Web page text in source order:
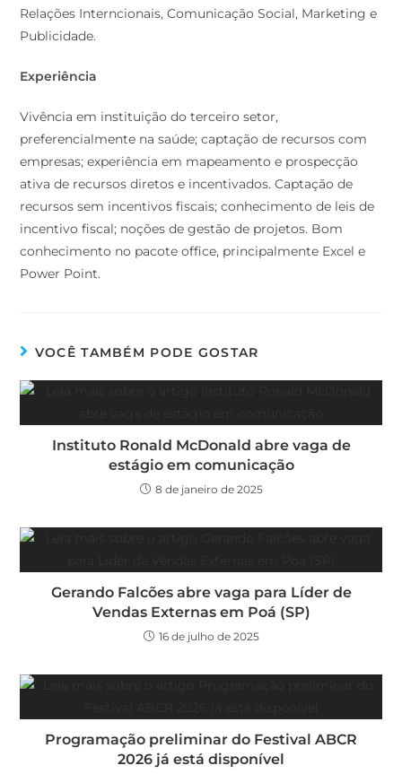
Relações Interncionais, Comunicação Social, Marketing e
Publicidade.
Experiência
Vivência em instituição do terceiro setor,
preferencialmente na saúde; captação de recursos com
empresas; experiência em mapeamento e prospecção
ativa de recursos diretos e incentivados. Captação de
recursos sem incentivos fiscais; conhecimento de leis de
incentivo fiscal; noções de gestão de projetos. Bom
conhecimento no pacote office, principalmente Excel e
Power Point.
VOCÊ TAMBÉM PODE GOSTAR
Instituto Ronald McDonald abre vaga de
estágio em comunicação
8 de janeiro de 2025
Gerando Falcões abre vaga para Líder de
Vendas Externas em Poá (SP)
16 de julho de 2025
Programação preliminar do Festival ABCR
2026 já está disponível